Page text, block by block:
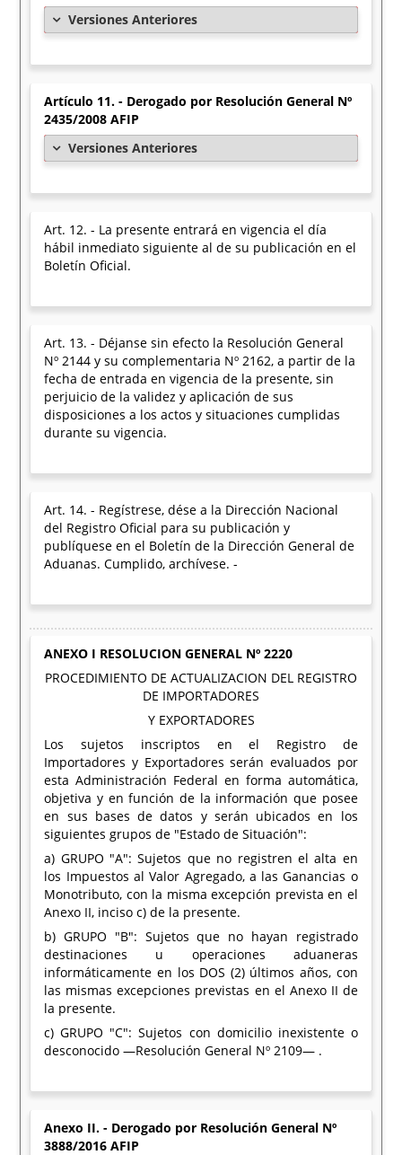
Versiones Anteriores
Artículo 11. - Derogado por Resolución General Nº
2435/2008 AFIP
Versiones Anteriores
Art. 12. - La presente entrará en vigencia el día
hábil inmediato siguiente al de su publicación en el
Boletín Oficial.
Art. 13. - Déjanse sin efecto la Resolución General
Nº 2144 y su complementaria Nº 2162, a partir de la
fecha de entrada en vigencia de la presente, sin
perjuicio de la validez y aplicación de sus
disposiciones a los actos y situaciones cumplidas
durante su vigencia.
Art. 14. - Regístrese, dése a la Dirección Nacional
del Registro Oficial para su publicación y
publíquese en el Boletín de la Dirección General de
Aduanas. Cumplido, archívese. -
ANEXO I RESOLUCION GENERAL Nº 2220
PROCEDIMIENTO DE ACTUALIZACION DEL REGISTRO
DE IMPORTADORES
Y EXPORTADORES
Los sujetos inscriptos en el Registro de
Importadores y Exportadores serán evaluados por
esta Administración Federal en forma automática,
objetiva y en función de la información que posee
en sus bases de datos y serán ubicados en los
siguientes grupos de "Estado de Situación":
a) GRUPO "A": Sujetos que no registren el alta en
los Impuestos al Valor Agregado, a las Ganancias o
Monotributo, con la misma excepción prevista en el
Anexo II, inciso c) de la presente.
b) GRUPO "B": Sujetos que no hayan registrado
destinaciones u operaciones aduaneras
informáticamente en los DOS (2) últimos años, con
las mismas excepciones previstas en el Anexo II de
la presente.
c) GRUPO "C": Sujetos con domicilio inexistente o
desconocido —Resolución General Nº 2109— .
Anexo II. - Derogado por Resolución General Nº
3888/2016 AFIP